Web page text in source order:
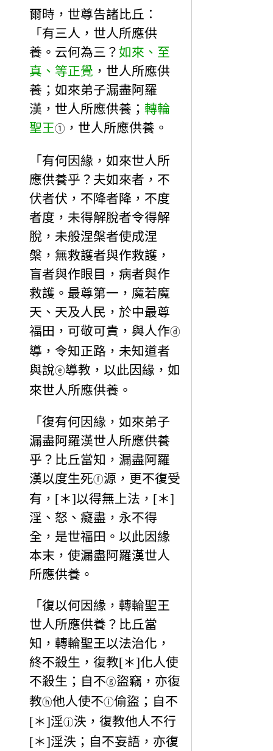
爾時，世尊告諸比丘：
「有三人，世人所應供
養。云何為三？ 如來、至
真、等正覺 ，世人所應供
養；如來弟子漏盡阿羅
漢，世人所應供養； 轉輪
聖王① ，世人所應供養。
「有何因緣，如來世人所
應供養乎？夫如來者，不
伏者伏，不降者降，不度
者度，未得解脫者令得解
脫，未般涅槃者使成涅
槃，無救護者與作救護，
盲者與作眼目，病者與作
救護。最尊第一，魔若魔
天、天及人民，於中最尊
福田，可敬可貴，與人作ⓓ
導，令知正路，未知道者
與說ⓔ導教，以此因緣，如
來世人所應供養。
「復有何因緣，如來弟子
漏盡阿羅漢世人所應供養
乎？比丘當知，漏盡阿羅
漢以度生死ⓕ源，更不復受
有，[＊]以得無上法，[＊]
淫、怒、癡盡，永不得
全，是世福田。以此因緣
本末，使漏盡阿羅漢世人
所應供養。
「復以何因緣，轉輪聖王
世人所應供養？比丘當
知，轉輪聖王以法治化，
終不殺生，復教[＊]化人使
不殺生；自不ⓖ盜竊，亦復
教ⓗ他人使不ⓘ偷盜；自不
[＊]淫ⓙ泆，復教他人不行
[＊]淫泆；自不妄語，亦復